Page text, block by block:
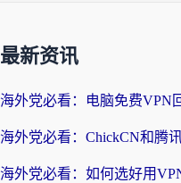
最新资讯